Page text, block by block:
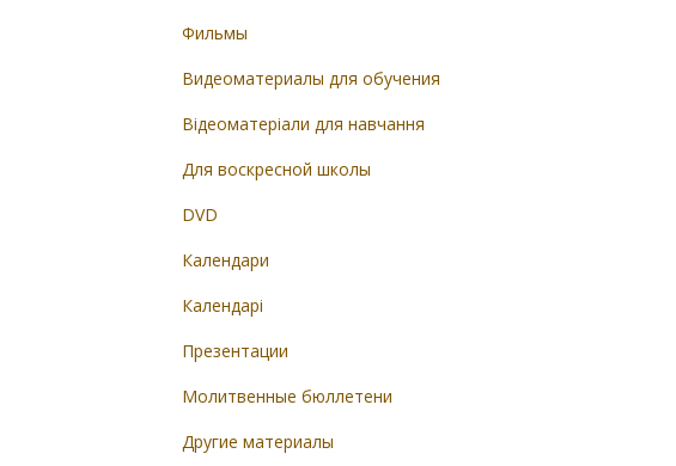
Фильмы
Видеоматериалы для обучения
Відеоматеріали для навчання
Для воскресной школы
DVD
Календари
Календарі
Презентации
Молитвенные бюллетени
Другие материалы